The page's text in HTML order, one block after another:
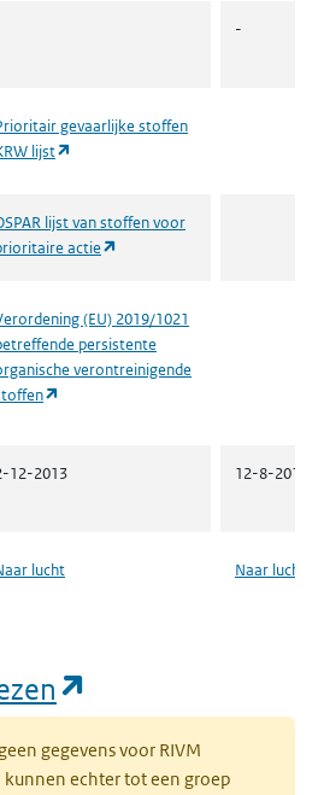
-
gevaarlijke stoffen
lijst
lijst van stoffen voor
actie
(EU) 2019/1021
persistente
verontreinigende
12-2013 12-8-2014
lucht Naar lucht
water
gegevens voor RIVM
echter tot een groep